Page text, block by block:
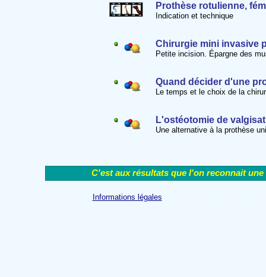
Prothèse rotulienne,
Indication et technique
Chirurgie mini invasive
Petite incision. Épargne des
Quand décider d'une
Le temps et le choix de la
L'ostéotomie de
Une alternative à la prothèse
C'est aux résultats que l'on reconnait
Informations légales